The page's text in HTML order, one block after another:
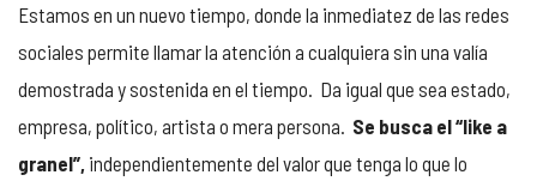
Estamos en un nuevo tiempo, donde la inmediatez de las redes
sociales permite llamar la atención a cualquiera sin una valía
demostrada y sostenida en el tiempo. Da igual que sea estado,
empresa, político, artista o mera persona. Se busca el “like a
granel”, independientemente del valor que tenga lo que lo